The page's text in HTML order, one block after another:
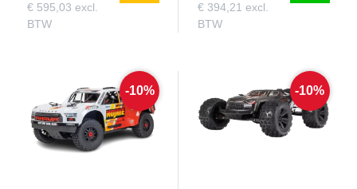
€ 595,03 excl.
BTW
€ 394,21 excl.
BTW
-10% -10%